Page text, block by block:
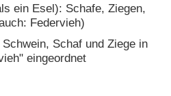
ein Esel): Schafe, Ziegen,
Federvieh)
Schaf und Ziege in
eingeordnet